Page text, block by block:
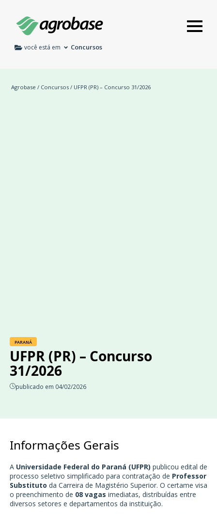
você está em Concursos
Agrobase / Concursos / UFPR (PR) – Concurso 31/2026
PARANÁ
UFPR (PR) – Concurso
31/2026
publicado em 04/02/2026
Informações Gerais
A Universidade Federal do Paraná (UFPR) publicou edital de
processo seletivo simplificado para contratação de Professor
Substituto da Carreira de Magistério Superior. O certame visa
o preenchimento de 08 vagas imediatas, distribuídas entre
diversos setores e departamentos da instituição.